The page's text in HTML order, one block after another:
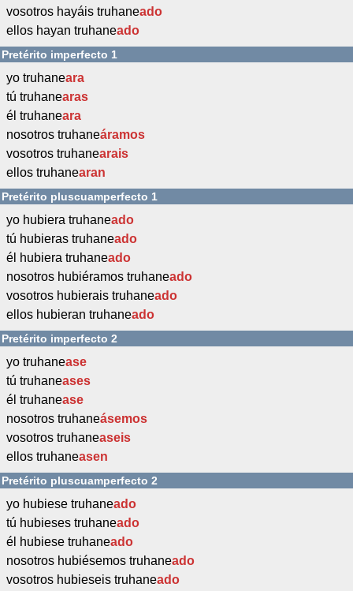
vosotros hayáis truhaneado
ellos hayan truhaneado
Pretérito imperfecto 1
yo truhaneara
tú truhanearas
él truhaneara
nosotros truhaneáramos
vosotros truhanearais
ellos truhanearan
Pretérito pluscuamperfecto 1
yo hubiera truhaneado
tú hubieras truhaneado
él hubiera truhaneado
nosotros hubiéramos truhaneado
vosotros hubierais truhaneado
ellos hubieran truhaneado
Pretérito imperfecto 2
yo truhanease
tú truhaneases
él truhanease
nosotros truhaneásemos
vosotros truhaneaseis
ellos truhaneasen
Pretérito pluscuamperfecto 2
yo hubiese truhaneado
tú hubieses truhaneado
él hubiese truhaneado
nosotros hubiésemos truhaneado
vosotros hubieseis truhaneado